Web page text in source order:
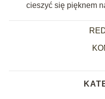
cieszyć się pięknem